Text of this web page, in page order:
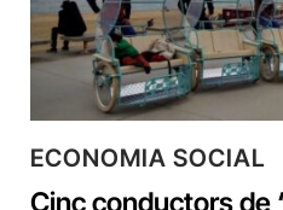
ECONOMIA SOCIAL
Cinc conductors de